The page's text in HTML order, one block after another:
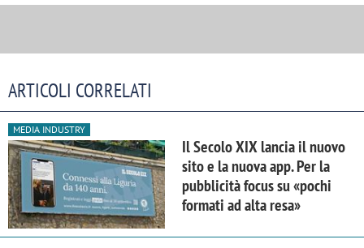
ARTICOLI CORRELATI
MEDIA INDUSTRY
Il Secolo XIX lancia il nuovo
sito e la nuova app. Per la
pubblicità focus su «pochi
formati ad alta resa»